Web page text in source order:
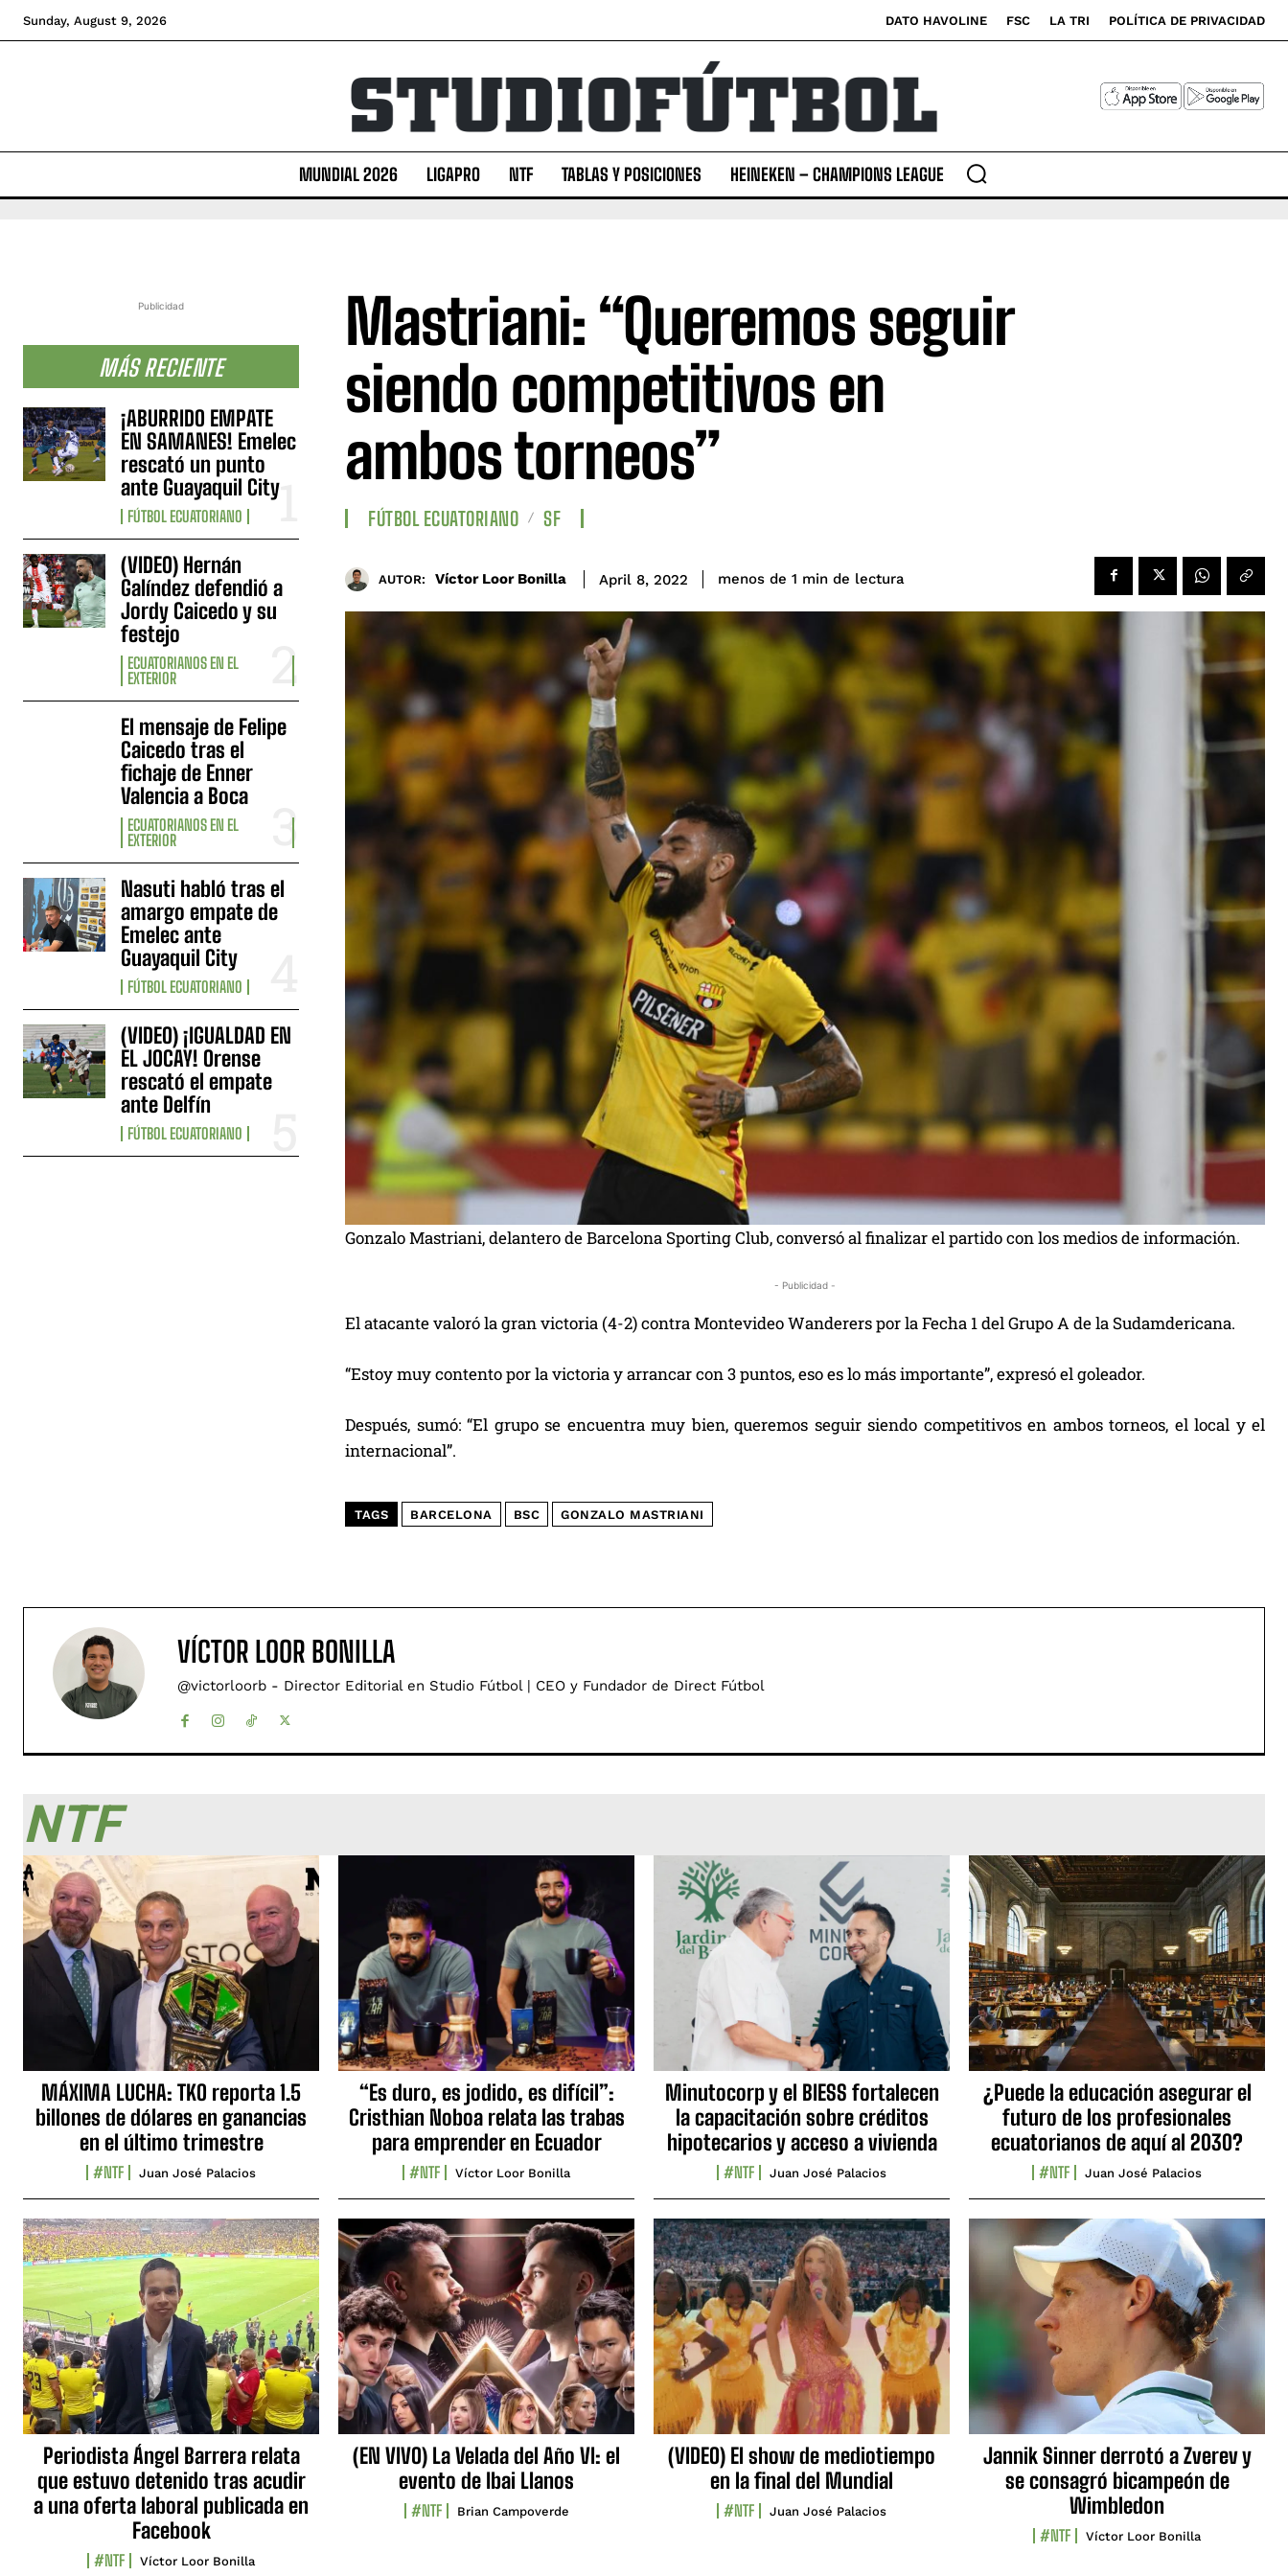
Sunday, August 9, 2026 DATO HAVOLINE FSC LA TRI POLÍTICA DE PRIVACIDAD
MUNDIAL 2026 LIGAPRO NTF TABLAS Y POSICIONES HEINEKEN – CHAMPIONS LEAGUE
Publicidad
MÁS RECIENTE
¡ABURRIDO EMPATE
EN SAMANES! Emelec
rescató un punto
ante Guayaquil City
FÚTBOL ECUATORIANO
(VIDEO) Hernán
Galíndez defendió a
Jordy Caicedo y su
festejo
ECUATORIANOS EN EL
EXTERIOR
El mensaje de Felipe
Caicedo tras el
fichaje de Enner
Valencia a Boca
ECUATORIANOS EN EL
EXTERIOR
Nasuti habló tras el
amargo empate de
Emelec ante
Guayaquil City
FÚTBOL ECUATORIANO
(VIDEO) ¡IGUALDAD EN
EL JOCAY! Orense
rescató el empate
ante Delfín
FÚTBOL ECUATORIANO
Mastriani: “Queremos seguir
siendo competitivos en
ambos torneos”
FÚTBOL ECUATORIANO SF
AUTOR: Víctor Loor Bonilla April 8, 2022 menos de 1 min de lectura
Gonzalo Mastriani, delantero de Barcelona Sporting Club, conversó al finalizar el partido con los medios de información.
- Publicidad -
El atacante valoró la gran victoria (4-2) contra Montevideo Wanderers por la Fecha 1 del Grupo A de la Sudamdericana.
“Estoy muy contento por la victoria y arrancar con 3 puntos, eso es lo más importante”, expresó el goleador.
Después, sumó: “El grupo se encuentra muy bien, queremos seguir siendo competitivos en ambos torneos, el local y el
internacional”.
TAGS BARCELONA BSC GONZALO MASTRIANI
VÍCTOR LOOR BONILLA
@victorloorb - Director Editorial en Studio Fútbol | CEO y Fundador de Direct Fútbol
NTF
MÁXIMA LUCHA: TKO reporta 1.5
billones de dólares en ganancias
en el último trimestre
#NTF Juan José Palacios
“Es duro, es jodido, es difícil”:
Cristhian Noboa relata las trabas
para emprender en Ecuador
#NTF Víctor Loor Bonilla
Minutocorp y el BIESS fortalecen
la capacitación sobre créditos
hipotecarios y acceso a vivienda
#NTF Juan José Palacios
¿Puede la educación asegurar el
futuro de los profesionales
ecuatorianos de aquí al 2030?
#NTF Juan José Palacios
Periodista Ángel Barrera relata
que estuvo detenido tras acudir
a una oferta laboral publicada en
Facebook
#NTF Víctor Loor Bonilla
(EN VIVO) La Velada del Año VI: el
evento de Ibai Llanos
#NTF Brian Campoverde
(VIDEO) El show de mediotiempo
en la final del Mundial
#NTF Juan José Palacios
Jannik Sinner derrotó a Zverev y
se consagró bicampeón de
Wimbledon
#NTF Víctor Loor Bonilla